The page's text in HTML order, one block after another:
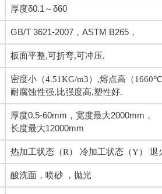
厚度δ0.1～δ60
GB/T 3621-2007，ASTM B265，
板面平整,可折弯,可冲压.
密度小（4.51KG/m3） ,熔点高（1660℃
耐腐蚀性强,比强度高,塑性好.
厚度0.5-60mm，宽度最大2000mm，
长度最大12000mm
热加工状态（R） 冷加工状态（Y） 退
酸洗面，喷砂 ，抛光